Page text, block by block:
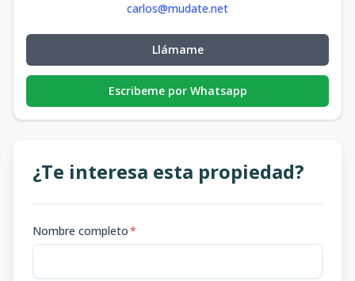
carlos@mudate.net
Llámame
Escribeme por Whatsapp
¿Te interesa esta propiedad?
Nombre completo*